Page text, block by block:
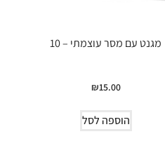
מגנט עם מסר עוצמתי – 10
₪15.00
הוספה לסל